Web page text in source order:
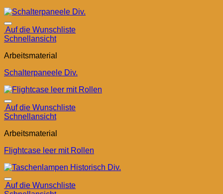
Auf die Wunschliste
Schnellansicht
Arbeitsmaterial
Schalterpaneele Div.
Auf die Wunschliste
Schnellansicht
Arbeitsmaterial
Flightcase leer mit Rollen
Auf die Wunschliste